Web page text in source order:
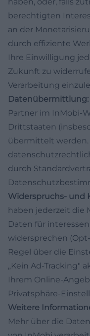
berechtigten
an der
durch effiziente
Ihre Einwilligung
Zukunft zu
Verarbeitung
Datenübermittlung:
Partner im InMobi-
Drittstaaten
übermittelt werden.
durch
Widerspruchs- und
haben jederzeit die
Daten für
widersprechen
Regel über die
„Kein Ad-Tracking"
Ihrem Online-
Privatsphäre-
Weitere
Mehr über die